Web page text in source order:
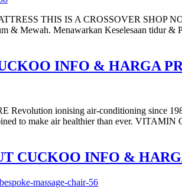
THIS IS A CROSSOVER SHOP
& Mewah. Menawarkan Keselesaan tidur
INFO & HARGA
Revolution ionising air-conditioning since
to make air healthier than ever.
CUCKOO INFO &